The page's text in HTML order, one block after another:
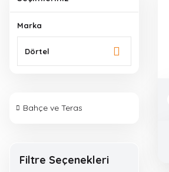
Marka
Dörtel
Bahçe ve Teras
Filtre Seçenekleri